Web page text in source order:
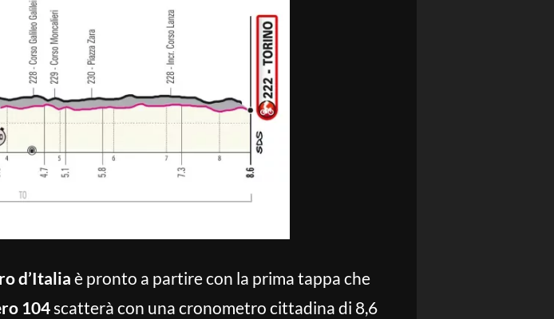
d’Italia è pronto a partire con la prima tappa che
104scatterà con una cronometro cittadina di 8,6